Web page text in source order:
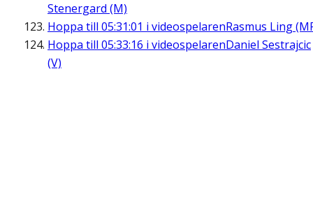
Stenergard (M)
Hoppa till 05:31:01 i videospelarenRasmus Ling
Hoppa till 05:33:16 i videospelarenDaniel Sestrajcic
(V)